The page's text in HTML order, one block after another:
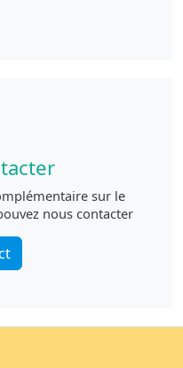
sur le
nous contacter